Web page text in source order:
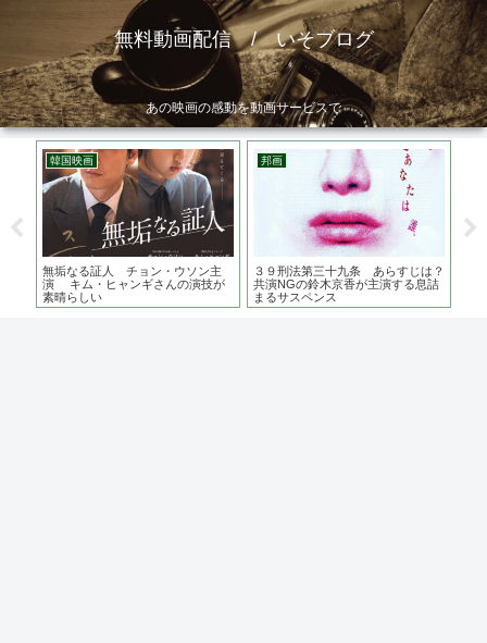
無料動画配信 / いそブログ
あの映画の感動を動画サービスで
韓国映画
無垢なる証人 チョン・ウソン主
演 キム・ヒャンギさんの演技が
素晴らしい
邦画
３９刑法第三十九条 あらすじは？
共演NGの鈴木京香が主演する息詰
まるサスペンス